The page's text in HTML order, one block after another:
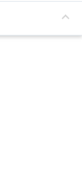
Підсвітка